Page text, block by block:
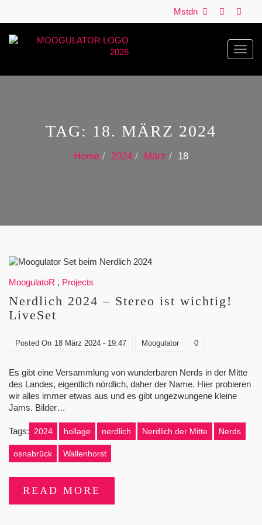
Mstdn
TAG: 18. MÄRZ 2024
Home 2024 März 18
MoogulatoR , Projects
Nerdlich 2024 – Stereo ist wichtig!
LiveSet
Posted On 18 März 2024 - 19:47 Moogulator 0
Es gibt eine Versammlung von wunderbaren Nerds in der Mitte
des Landes, eigentlich nördlich, daher der Name. Hier probieren
wir alles immer etwas aus und es gibt ungezwungene kleine
Jams. Bilder…
Tags: 2024 hollage nerdlich Nerdlich der Mitte Nerds
osnabrück Wallenhorst
READ MORE